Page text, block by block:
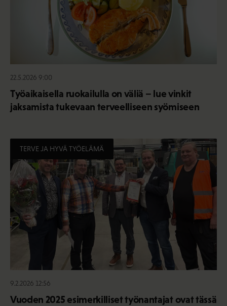
22.5.2026 9:00
Työaikaisella ruokailulla on väliä – lue vinkit
jaksamista tukevaan terveelliseen syömiseen
TERVE JA HYVÄ TYÖELÄMÄ
9.2.2026 12:56
Vuoden 2025 esimerkilliset työnantajat ovat tässä